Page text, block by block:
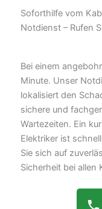
Soforthilfe vom
Notdienst – Rufen
Bei einem
Minute. Unser
lokalisiert den
sichere und
Wartezeiten. Ein
Elektriker ist
Sie sich auf
Sicherheit bei allen